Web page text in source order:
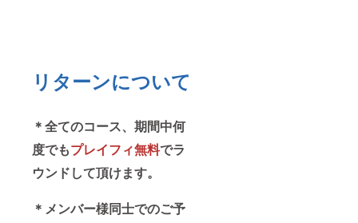
リターンについて
＊全てのコース、期間中何
度でもプレイフィ無料でラ
ウンドして頂けます。
＊メンバー様同士でのご予